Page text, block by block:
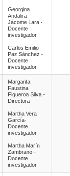
Georgina
Andalira
Jácome Lara -
Docente
investigador
Carlos Emilio
Paz Sánchez -
Docente
investigador
Margarita
Faustina
Figueroa Silva -
Directora
Martha Vera
García-
Docente
investigador
Martha Marín
Zambrano -
Docente
investigador